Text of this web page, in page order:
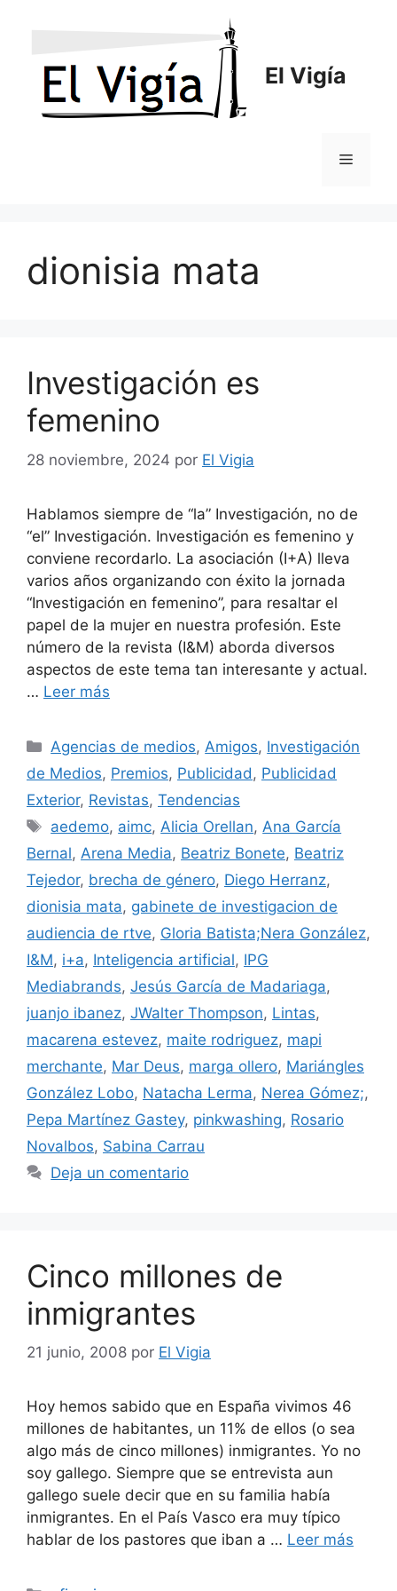
El Vigía
Menú
dionisia mata
Investigación es
femenino
28 noviembre, 2024 por El Vigia
Hablamos siempre de “la” Investigación, no de
“el” Investigación. Investigación es femenino y
conviene recordarlo. La asociación (I+A) lleva
varios años organizando con éxito la jornada
“Investigación en femenino”, para resaltar el
papel de la mujer en nuestra profesión. Este
número de la revista (I&M) aborda diversos
aspectos de este tema tan interesante y actual.
… Leer más
Categorías
Agencias de medios, Amigos, Investigación
de Medios, Premios, Publicidad , Publicidad
Exterior, Revistas, Tendencias
Etiquetas
aedemo, aimc, Alicia Orellan, Ana García
Bernal, Arena Media, Beatriz Bonete, Beatriz
Tejedor, brecha de género, Diego Herranz,
dionisia mata, gabinete de investigacion de
audiencia de rtve, Gloria Batista;Nera González,
I&M, i+a, Inteligencia artificial, IPG
Mediabrands, Jesús García de Madariaga,
juanjo ibanez, JWalter Thompson, Lintas,
macarena estevez, maite rodriguez, mapi
merchante, Mar Deus, marga ollero, Mariángles
González Lobo, Natacha Lerma, Nerea Gómez;,
Pepa Martínez Gastey, pinkwashing, Rosario
Novalbos, Sabina Carrau
Deja un comentario
Cinco millones de
inmigrantes
21 junio, 2008 por El Vigia
Hoy hemos sabido que en España vivimos 46
millones de habitantes, un 11% de ellos (o sea
algo más de cinco millones) inmigrantes. Yo no
soy gallego. Siempre que se entrevista aun
gallego suele decir que en su familia había
inmigrantes. En el País Vasco era muy típico
hablar de los pastores que iban a … Leer más